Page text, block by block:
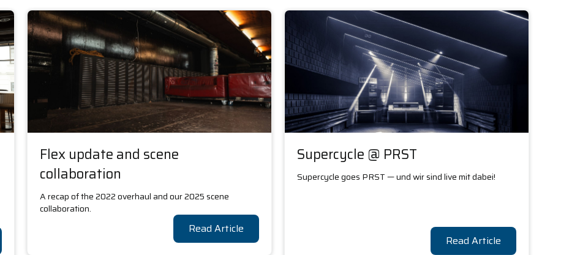
Flex update and scene
collaboration
A recap of the 2022 overhaul and our 2025 scene
collaboration.
Read Article
Supercycle @ PRST
Supercycle goes PRST — und wir sind live mit dabei!
Read Article